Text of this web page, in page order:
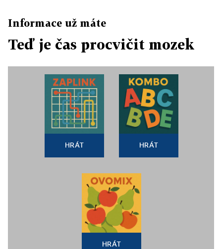
Informace už máte
Teď je čas procvičit mozek
HRÁT HRÁT
HRÁT